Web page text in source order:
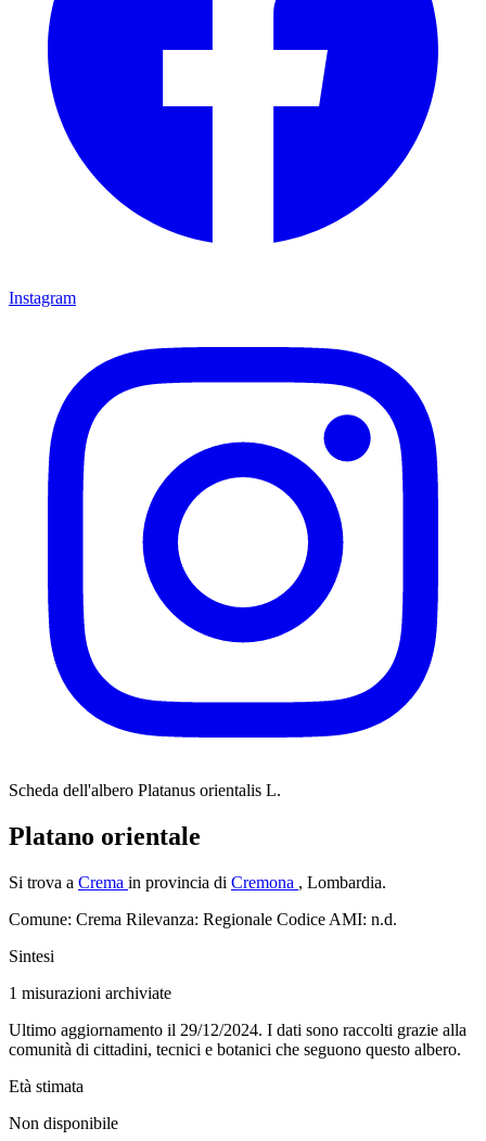
Instagram
Scheda dell'albero Platanus orientalis L.
Platano orientale
Si trova a Crema in provincia di Cremona , Lombardia.
Comune: Crema Rilevanza: Regionale Codice AMI: n.d.
Sintesi
1 misurazioni archiviate
Ultimo aggiornamento il 29/12/2024. I dati sono raccolti grazie alla
comunità di cittadini, tecnici e botanici che seguono questo albero.
Età stimata
Non disponibile